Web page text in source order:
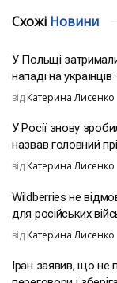
Схожі Новини
У Польщі
нападі на українців
від Катерина Лисенко
У Росії знову
назвав головний
від Катерина Лисенко
Wildberries не
для російських
від Катерина Лисенко
Іран заявив, що